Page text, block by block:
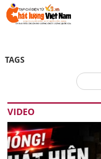
TAGS
VIDEO